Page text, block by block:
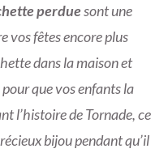
perduesont une
vos fêtes encore plus
dans la maison et
pour que vos enfants la
l’histoire de Tornade, ce
bijou pendant qu’il